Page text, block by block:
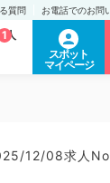
質問 お電話でのお問
人
1
スポット
マイページ
12/08求人